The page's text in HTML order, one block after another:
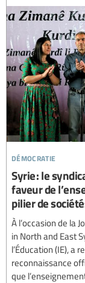
démocratie
Syrie : le
faveur de
pilier de
À l’occasion de la
in North and East
l’Éducation (IE), a
reconnaissance
que